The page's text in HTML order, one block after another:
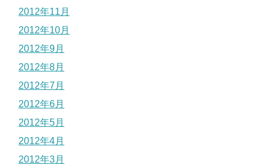
2012年11月
2012年10月
2012年9月
2012年8月
2012年7月
2012年6月
2012年5月
2012年4月
2012年3月